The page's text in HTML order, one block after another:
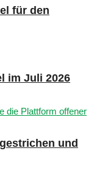
für den
im Juli 2026
und